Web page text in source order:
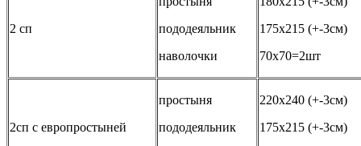
2 сп
пододеяльник
наволочки
175х215 (+-3см)
70х70=2шт
2сп с европростыней
простыня
пододеяльник
220х240 (+-3см)
175х215 (+-3см)